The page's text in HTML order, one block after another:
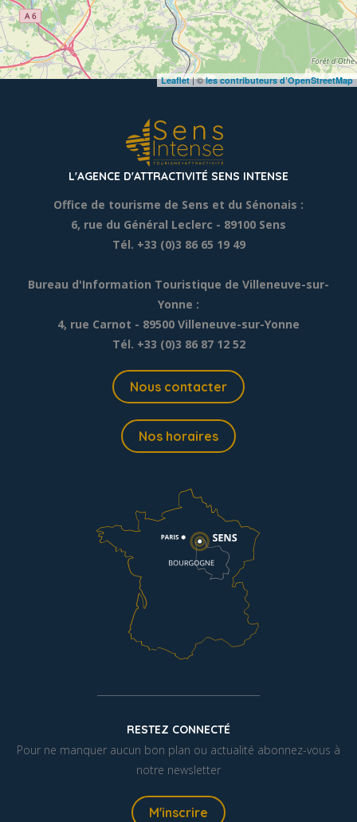
Leaflet| ©les contributeurs d’OpenStreetMap
L'AGENCE D'ATTRACTIVITÉ SENS INTENSE
Office de tourisme de Sens et du Sénonais :
6, rue du Général Leclerc - 89100 Sens
Tél. +33 (0)3 86 65 19 49
Bureau d'Information Touristique de Villeneuve-sur-
Yonne :
4, rue Carnot - 89500 Villeneuve-sur-Yonne
Tél. +33 (0)3 86 87 12 52
Nous contacter
Nos horaires
RESTEZ CONNECTÉ
Pour ne manquer aucun bon plan ou actualité abonnez-vous à
notre newsletter
M'inscrire